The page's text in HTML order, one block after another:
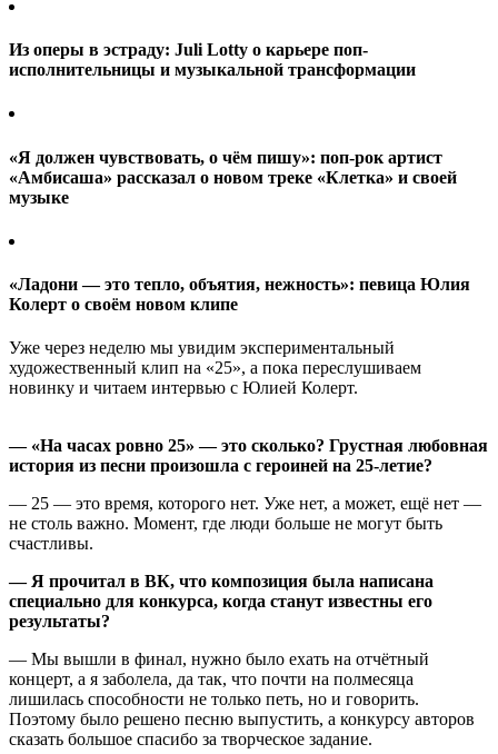
Из оперы в эстраду: Juli Lotty о карьере поп-
исполнительницы и музыкальной трансформации
«Я должен чувствовать, о чём пишу»: поп-рок артист
«Амбисаша» рассказал о новом треке «Клетка» и своей
музыке
«Ладони — это тепло, объятия, нежность»: певица Юлия
Колерт о своём новом клипе
Уже через неделю мы увидим экспериментальный
художественный клип на «25», а пока переслушиваем
новинку и читаем интервью с Юлией Колерт.
— «На часах ровно 25» — это сколько? Грустная любовная
история из песни произошла с героиней на 25-летие?
— 25 — это время, которого нет. Уже нет, а может, ещё нет —
не столь важно. Момент, где люди больше не могут быть
счастливы.
— Я прочитал в ВК, что композиция была написана
специально для конкурса, когда станут известны его
результаты?
— Мы вышли в финал, нужно было ехать на отчётный
концерт, а я заболела, да так, что почти на полмесяца
лишилась способности не только петь, но и говорить.
Поэтому было решено песню выпустить, а конкурсу авторов
сказать большое спасибо за творческое задание.